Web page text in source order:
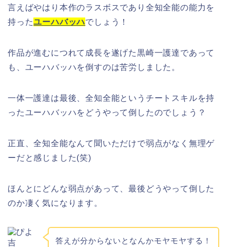
言えばやはり本作のラスボスであり全知全能の能力を
持ったユーハバッハでしょう！
作品が進むにつれて成長を遂げた黒崎一護達であって
も、ユーハバッハを倒すのは苦労しました。
一体一護達は最後、全知全能というチートスキルを持
ったユーハバッハをどうやって倒したのでしょう？
正直、全知全能なんて聞いただけで弱点がなく無理ゲ
ーだと感じました(笑)
ほんとにどんな弱点があって、最後どうやって倒した
のか凄く気になります。
答えが分からないとなんかモヤモヤする！